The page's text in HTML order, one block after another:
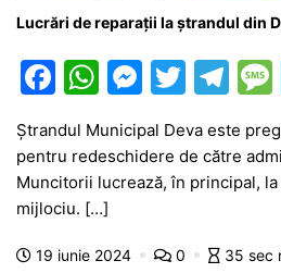
Lucrări de reparații la ștrandul din
F
c
e
b
o
W
at
s
A
p
M
s
s
n
T
itt
er
T
e
gr
m
Ștrandul Municipal Deva este
pentru redeschidere de către
Muncitorii lucrează, în principal,
mijlociu. […]
19 iunie 2024 0 35 sec